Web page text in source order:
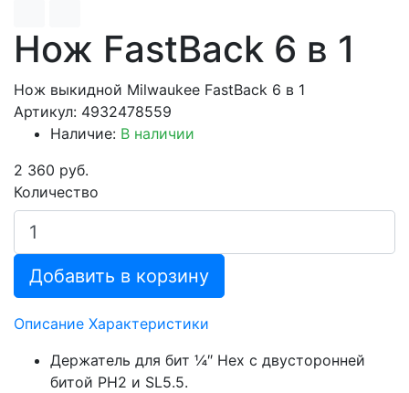
Нож FastBack 6 в 1
Нож выкидной Milwaukee FastBack 6 в 1
Артикул: 4932478559
Наличие: В наличии
2 360 руб.
Количество
Добавить в корзину
Описание Характеристики
Держатель для бит ¼″ Hex с двусторонней
битой PH2 и SL5.5.